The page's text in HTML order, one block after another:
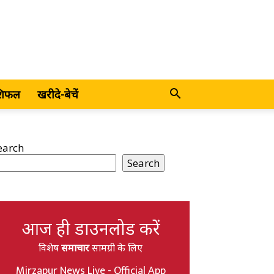
खरीदे-बेचें
Search
आज ही डाउनलोड करें
विशेषसमाचारसामग्री के लिए